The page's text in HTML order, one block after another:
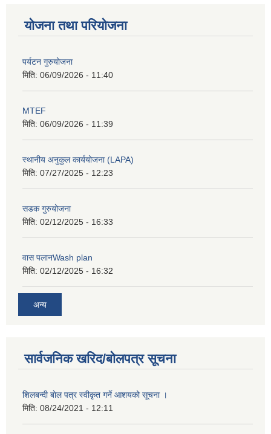
योजना तथा परियोजना
पर्यटन गुरुयोजना
मिति: 06/09/2026 - 11:40
MTEF
मिति: 06/09/2026 - 11:39
स्थानीय अनुकुल कार्ययोजना (LAPA)
मिति: 07/27/2025 - 12:23
सडक गुरुयोजना
मिति: 02/12/2025 - 16:33
वास पलानWash plan
मिति: 02/12/2025 - 16:32
अन्य
सार्वजनिक खरिद/बोलपत्र सूचना
शिलबन्दी बाेल पत्र स्वीकृत गर्ने आशयको सूचना ।
मिति: 08/24/2021 - 12:11